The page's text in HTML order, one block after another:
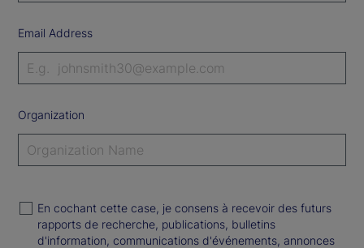
Email Address
Organization
En cochant cette case, je consens à recevoir des futurs
rapports de recherche, publications, bulletins
d'information, communications d'événements, annonces